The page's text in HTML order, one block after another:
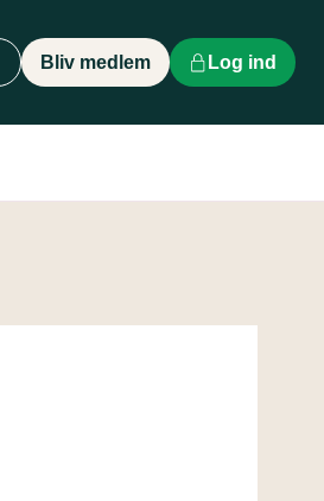
Bliv medlem Log ind